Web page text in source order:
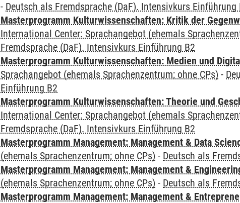
- Deutsch als Fremdsprache (DaF). Intensivkurs Einführung
Masterprogramm Kulturwissenschaften: Kritik der
International Center: Sprachangebot (ehemals
Fremdsprache (DaF). Intensivkurs Einführung B2
Masterprogramm Kulturwissenschaften: Medien und
Sprachangebot (ehemals Sprachenzentrum; ohne CPs) -
Einführung B2
Masterprogramm Kulturwissenschaften: Theorie und
International Center: Sprachangebot (ehemals
Fremdsprache (DaF). Intensivkurs Einführung B2
Masterprogramm Management: Management & Data
(ehemals Sprachenzentrum; ohne CPs) - Deutsch als
Masterprogramm Management: Management &
(ehemals Sprachenzentrum; ohne CPs) - Deutsch als
Masterprogramm Management: Management &